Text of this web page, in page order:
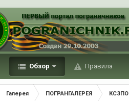
Обзор Правила
Галерея ПОГРАНГАЛЕРЕЯ КСЗПО